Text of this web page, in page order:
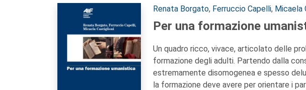
Autori:
Renata Borgato, Ferruccio Capelli, Micaela
Per una formazione
Un quadro ricco, vivace, articolato delle
formazione degli adulti. Partendo dalla
estremamente disomogenea e spesso
la formazione deve avere per orientare i